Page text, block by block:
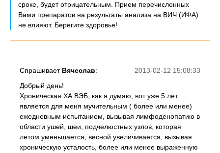
сроке, будет отрицательным. Прием перечисленных
Вами препаратов на результаты анализа на ВИЧ (ИФА)
не влияют. Берегите здоровье!
2013-02-12 15:08:33
Спрашивает Вячеслав:
Добрый день!
Хроническая ХА ВЭБ, как я думаю, вот уже 5 лет
является для меня мучительным ( более или менее)
ежедневным испытанием, вызывая лимфоденопатию в
области ушей, шеи, подчелюстных узлов, которая
летом уменьшается, весной увеличивается, вызывая
хроническую усталость, более или менее выраженную